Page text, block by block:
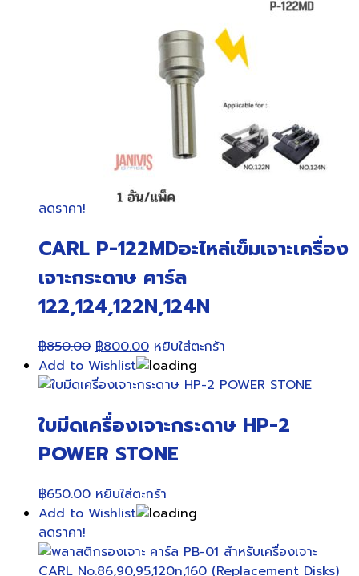
ลดราคา!
CARL P-122MDอะไหล่เข็มเจาะเครื่อง
เจาะกระดาษ คาร์ล
122,124,122N,124N
฿850.00 Original
price
was:
฿800.00Current
price
is:
หยิบใส่ตะกร้า
Add to Wishlist
ใบมีดเครื่องเจาะกระดาษ HP-2
POWER STONE
฿650.00 หยิบใส่ตะกร้า
Add to Wishlist
ลดราคา!